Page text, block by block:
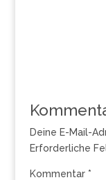
Deine E-Mail-
Erforderliche
Kommentar *